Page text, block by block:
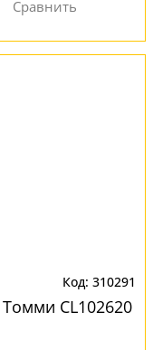
310291
CL102620